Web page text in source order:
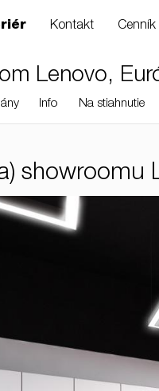
Kontakt Cenník
Lenovo,
Info Na stiahnutie